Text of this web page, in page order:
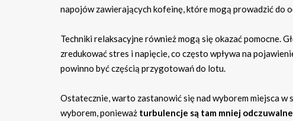
napojów zawierających kofeinę, które mogą prowadzić do
Techniki relaksacyjne również mogą się okazać pomocne.
zredukować stres i napięcie, co często wpływa na
powinno być częścią przygotowań do lotu.
Ostatecznie, warto zastanowić się nad wyborem miejsca w
wyborem, ponieważ turbulencje są tam mniej odczuwalne